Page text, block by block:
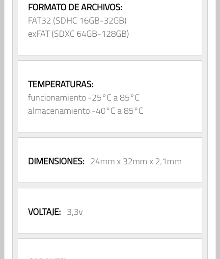
FORMATO DE ARCHIVOS:
FAT32 (SDHC 16GB-32GB)
exFAT (SDXC 64GB-128GB)
TEMPERATURAS:
funcionamiento -25°C a 85°C
almacenamiento -40°C a 85°C
DIMENSIONES: 24mm x 32mm x 2,1mm
VOLTAJE: 3,3v